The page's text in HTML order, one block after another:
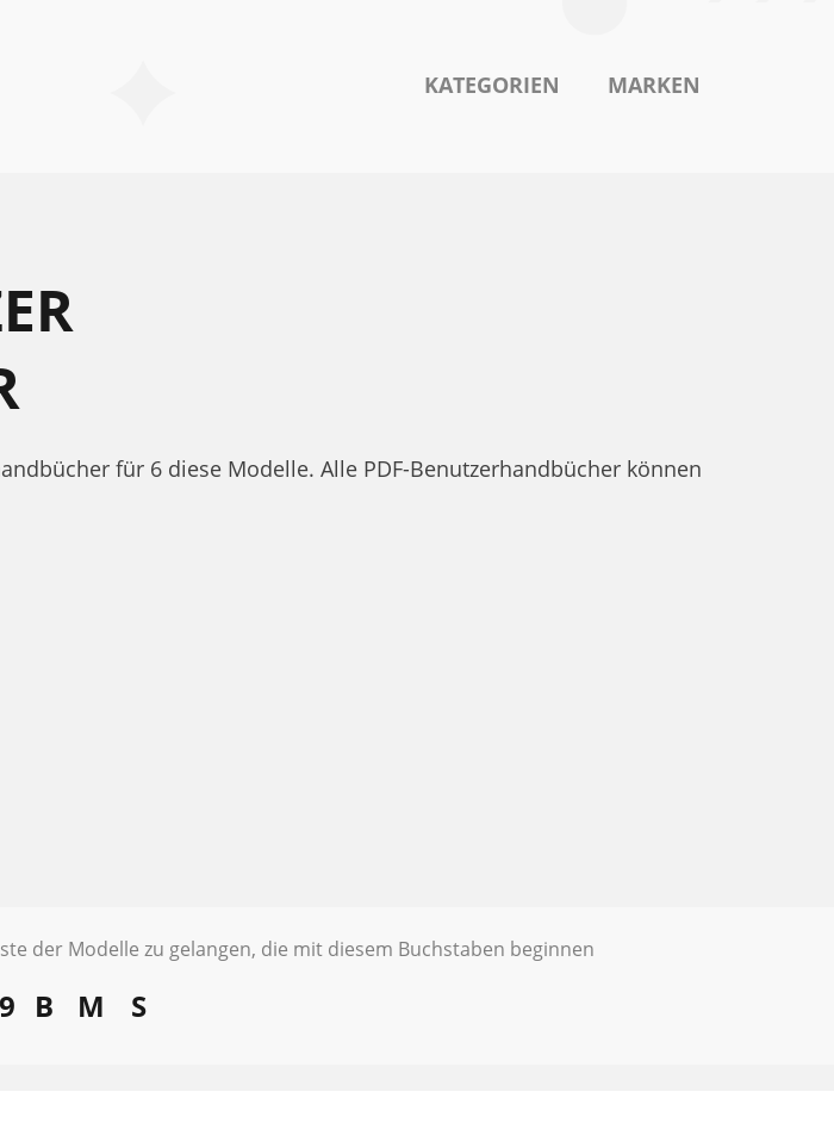
KATEGORIEN MARKEN
für 6 diese Modelle. Alle PDF-Benutzerhandbücher können
der Modelle zu gelangen, die mit diesem Buchstaben beginnen
B M S